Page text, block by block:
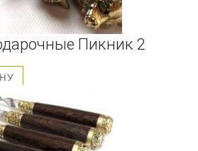
Пикник 2